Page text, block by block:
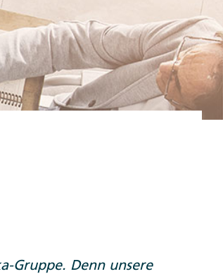
Gruppe. Denn unsere